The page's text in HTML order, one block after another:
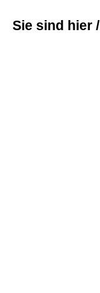
Sie sind hier /